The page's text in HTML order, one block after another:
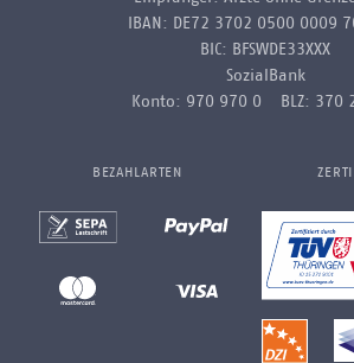
IBAN: DE72 3702 0500 0009
BIC: BFSWDE33XXX
SozialBank
Konto: 970 970 0 BLZ: 370
BEZAHLARTEN